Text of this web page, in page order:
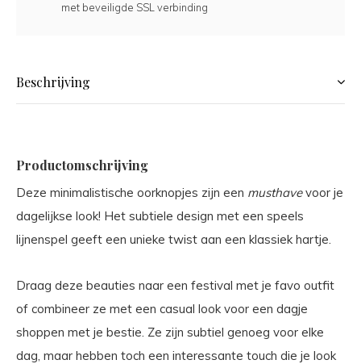
met beveiligde SSL verbinding
Beschrijving
Productomschrijving
Deze minimalistische oorknopjes zijn een musthavevoor je
dagelijkse look! Het subtiele design met een speels
lijnenspel geeft een unieke twist aan een klassiek hartje.
Draag deze beauties naar een festival met je favo outfit
of combineer ze met een casual look voor een dagje
shoppen met je bestie. Ze zijn subtiel genoeg voor elke
dag, maar hebben toch een interessante touch die je look